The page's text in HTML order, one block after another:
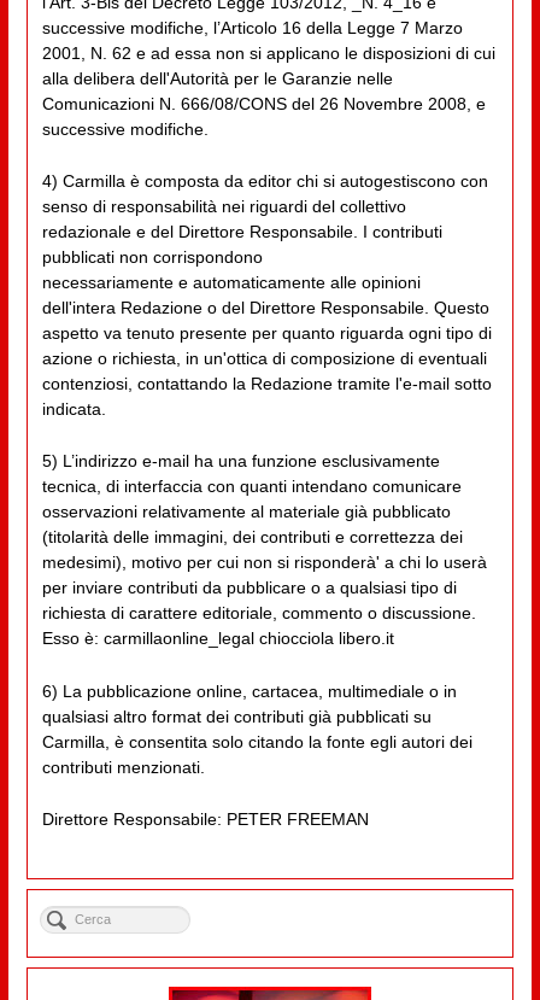
successive modifiche, l’Articolo 16 della Legge 7 Marzo
2001, N. 62 e ad essa non si applicano le disposizioni di cui
alla delibera dell'Autorità per le Garanzie nelle
Comunicazioni N. 666/08/CONS del 26 Novembre 2008, e
successive modifiche.
4) Carmilla è composta da editor chi si autogestiscono con
senso di responsabilità nei riguardi del collettivo
redazionale e del Direttore Responsabile. I contributi
pubblicati non corrispondono
necessariamente e automaticamente alle opinioni
dell'intera Redazione o del Direttore Responsabile. Questo
aspetto va tenuto presente per quanto riguarda ogni tipo di
azione o richiesta, in un'ottica di composizione di eventuali
contenziosi, contattando la Redazione tramite l'e-mail sotto
indicata.
5) L’indirizzo e-mail ha una funzione esclusivamente
tecnica, di interfaccia con quanti intendano comunicare
osservazioni relativamente al materiale già pubblicato
(titolarità delle immagini, dei contributi e correttezza dei
medesimi), motivo per cui non si risponderà' a chi lo userà
per inviare contributi da pubblicare o a qualsiasi tipo di
richiesta di carattere editoriale, commento o discussione.
Esso è: carmillaonline_legal chiocciola libero.it
6) La pubblicazione online, cartacea, multimediale o in
qualsiasi altro format dei contributi già pubblicati su
Carmilla, è consentita solo citando la fonte egli autori dei
contributi menzionati.
Direttore Responsabile: PETER FREEMAN